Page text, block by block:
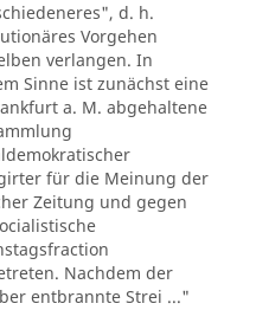
d. h.
Vorgehen
verlangen. In
Sinne ist zunächst eine
a. M. abgehaltene
für die Meinung der
Zeitung und gegen
Nachdem der
entbrannte Strei ..."